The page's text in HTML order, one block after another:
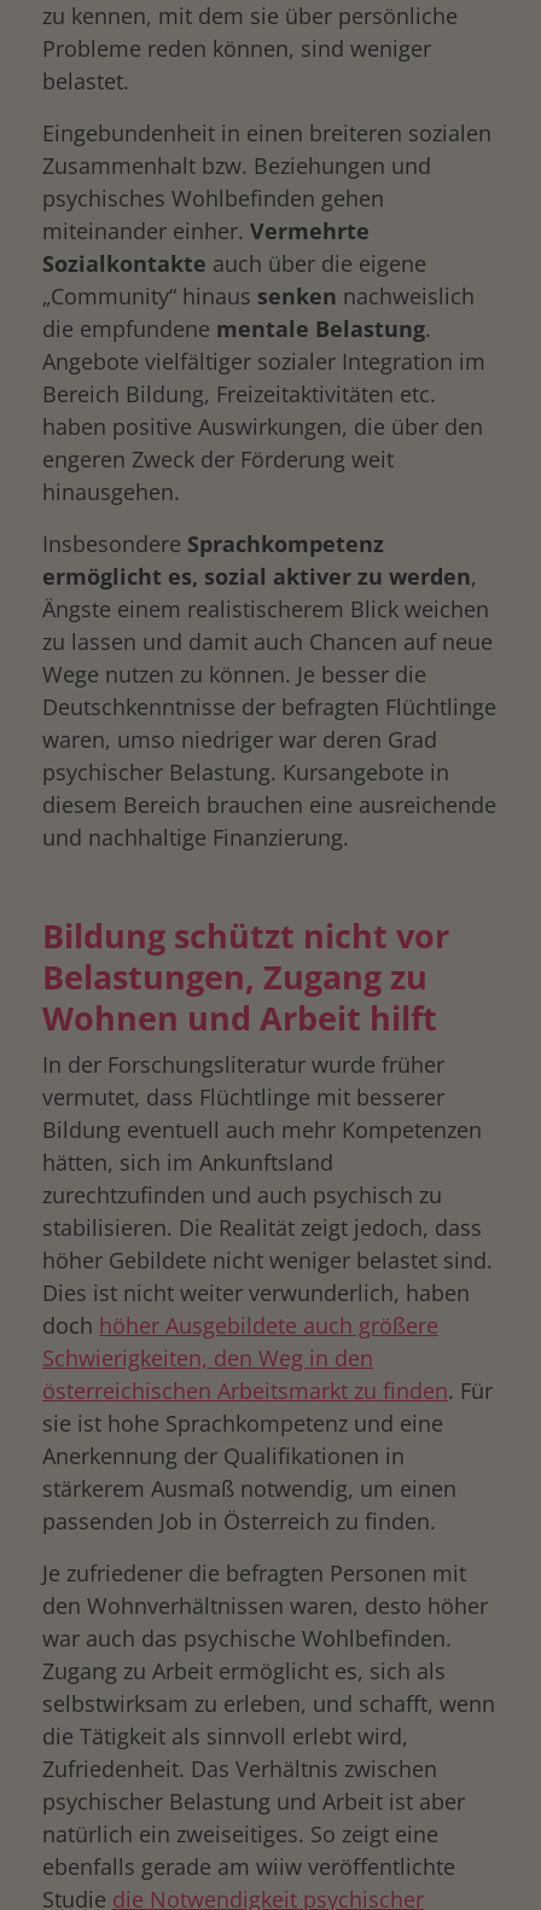
zu kennen, mit dem sie über persönliche
Probleme reden können, sind weniger
belastet.
Eingebundenheit in einen breiteren sozialen
Zusammenhalt bzw. Beziehungen und
psychisches Wohlbefinden gehen
miteinander einher. Vermehrte
Sozialkontakte auch über die eigene
„Community“ hinaus senken nachweislich
die empfundene mentale Belastung.
Angebote vielfältiger sozialer Integration im
Bereich Bildung, Freizeitaktivitäten etc.
haben positive Auswirkungen, die über den
engeren Zweck der Förderung weit
hinausgehen.
Insbesondere Sprachkompetenz
ermöglicht es, sozial aktiver zu werden,
Ängste einem realistischerem Blick weichen
zu lassen und damit auch Chancen auf neue
Wege nutzen zu können. Je besser die
Deutschkenntnisse der befragten Flüchtlinge
waren, umso niedriger war deren Grad
psychischer Belastung. Kursangebote in
diesem Bereich brauchen eine ausreichende
und nachhaltige Finanzierung.
Bildung schützt nicht vor
Belastungen, Zugang zu
Wohnen und Arbeit hilft
In der Forschungsliteratur wurde früher
vermutet, dass Flüchtlinge mit besserer
Bildung eventuell auch mehr Kompetenzen
hätten, sich im Ankunftsland
zurechtzufinden und auch psychisch zu
stabilisieren. Die Realität zeigt jedoch, dass
höher Gebildete nicht weniger belastet sind.
Dies ist nicht weiter verwunderlich, haben
doch höher Ausgebildete auch größere
Schwierigkeiten, den Weg in den
österreichischen Arbeitsmarkt zu finden. Für
sie ist hohe Sprachkompetenz und eine
Anerkennung der Qualifikationen in
stärkerem Ausmaß notwendig, um einen
passenden Job in Österreich zu finden.
Je zufriedener die befragten Personen mit
den Wohnverhältnissen waren, desto höher
war auch das psychische Wohlbefinden.
Zugang zu Arbeit ermöglicht es, sich als
selbstwirksam zu erleben, und schafft, wenn
die Tätigkeit als sinnvoll erlebt wird,
Zufriedenheit. Das Verhältnis zwischen
psychischer Belastung und Arbeit ist aber
natürlich ein zweiseitiges. So zeigt eine
ebenfalls gerade am wiiw veröffentlichte
Studie die Notwendigkeit psychischer